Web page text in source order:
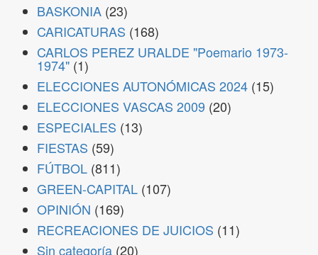
BASKONIA (23)
CARICATURAS (168)
CARLOS PEREZ URALDE "Poemario 1973-
1974" (1)
ELECCIONES AUTONÓMICAS 2024 (15)
ELECCIONES VASCAS 2009 (20)
ESPECIALES (13)
FIESTAS (59)
FÚTBOL (811)
GREEN-CAPITAL (107)
OPINIÓN (169)
RECREACIONES DE JUICIOS (11)
Sin categoría (20)